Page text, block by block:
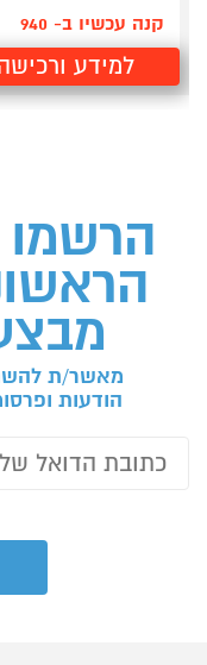
קנה עכשיו ב- 940
למידע
הרשמו
מאשר/ת
הודעות